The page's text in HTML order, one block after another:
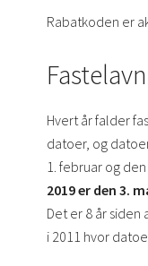
Rabatkoden er
Hvert år falder
datoer, og
1. februar og den
2019 er den 3.
Det er 8 år
i 2011 hvor